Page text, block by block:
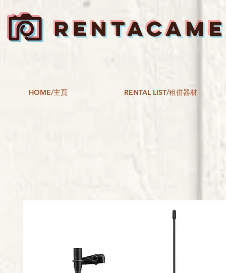
HOME/主頁 RENTAL LIST/租借器材